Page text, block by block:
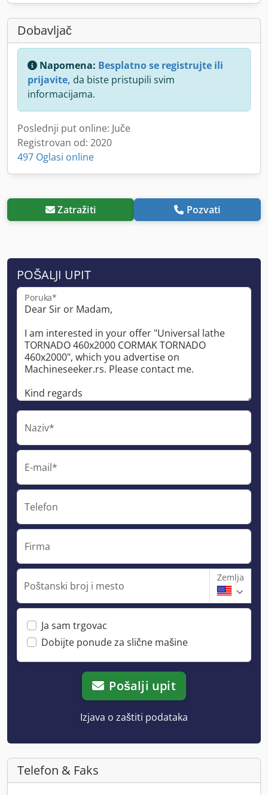
Dobavljač
Napomena: Besplatno se registrujte ili
prijavite, da biste pristupili svim
informacijama.
Poslednji put online: Juče
Registrovan od: 2020
497 Oglasi online
Zatražiti Pozvati
POŠALJI UPIT
Poruka*
Naziv*
E-mail*
Telefon
Firma
Poštanski broj i mesto
Zemlja
Ja sam trgovac
Dobijte ponude za slične mašine
Pošalji upit
Izjava o zaštiti podataka
Telefon & Faks